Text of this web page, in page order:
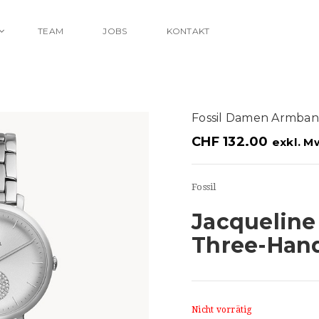
TEAM JOBS KONTAKT
Fossil Damen
CHF132.00 exkl.
Fossil
Jacqueline
Three-
Nicht vorrätig